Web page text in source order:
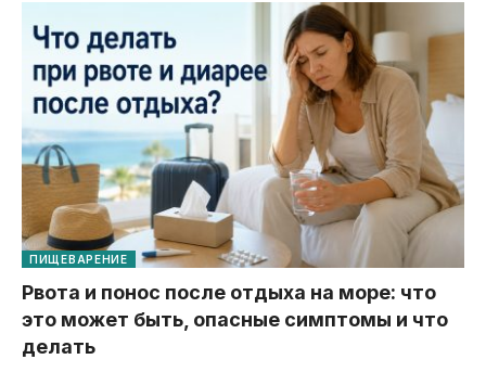
ПИЩЕВАРЕНИЕ
Рвота и понос после отдыха на море: что
это может быть, опасные симптомы и что
делать